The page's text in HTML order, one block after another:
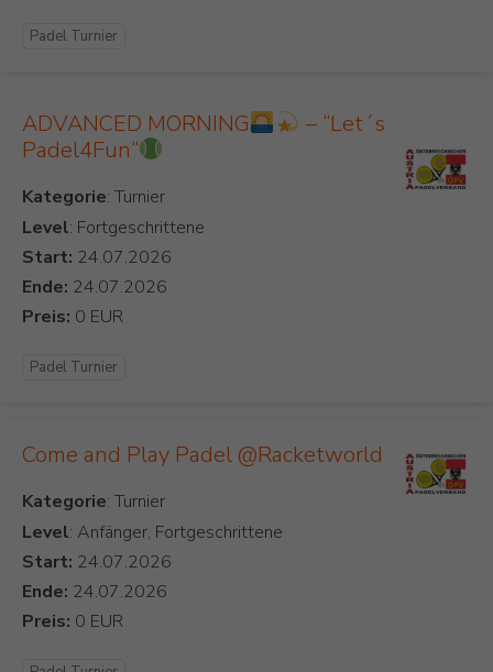
Padel Turnier
ADVANCED MORNING
– “Let´s
Padel4Fun“
Kategorie
Level: Fortgeschrittene
Start:
Ende:
Preis:
Padel Turnier
Come and Play Padel @Racketworld
Kategorie
Level: Anfänger, Fortgeschrittene
Start:
Ende:
Preis: